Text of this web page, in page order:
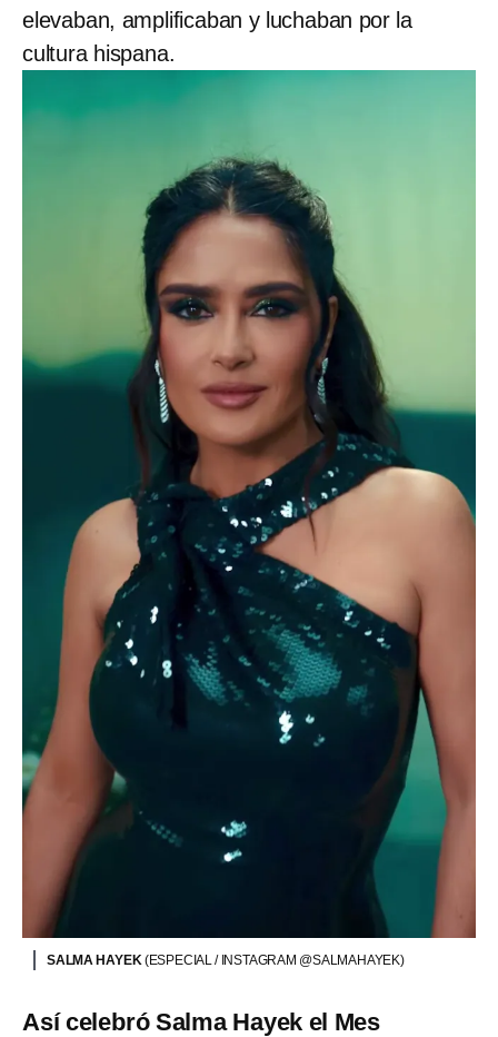
elevaban, amplificaban y luchaban por la
cultura hispana.
SALMA HAYEK(ESPECIAL / INSTAGRAM @SALMAHAYEK)
Así celebró Salma Hayek el Mes